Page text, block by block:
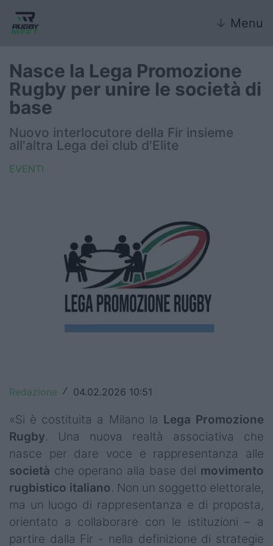
↓ Menu
Nazionale
Nazionali giovanili
Rugby Sevens
United Rugby Championship
Premiership
World Rugby
Rugby World Cup
Super Rugby
Rugby in TV
Mercato
Serie A Elite
Nasce la Lega Promozione
Rugby per unire le società di
base
Nuovo interlocutore della Fir insieme
all'altra Lega dei club d'Elite
EVENTI
Redazione / 04.02.2026 10:51
«Si è costituita a Milano la Lega Promozione
Rugby. Una nuova realtà associativa che
nasce per dare voce e rappresentanza alle
società che operano alla base del movimento
rugbistico italiano. Non un soggetto elettorale,
ma un luogo di rappresentanza e di proposta,
orientato a collaborare con le istituzioni – a
partire dalla Fir - nella definizione di strategie